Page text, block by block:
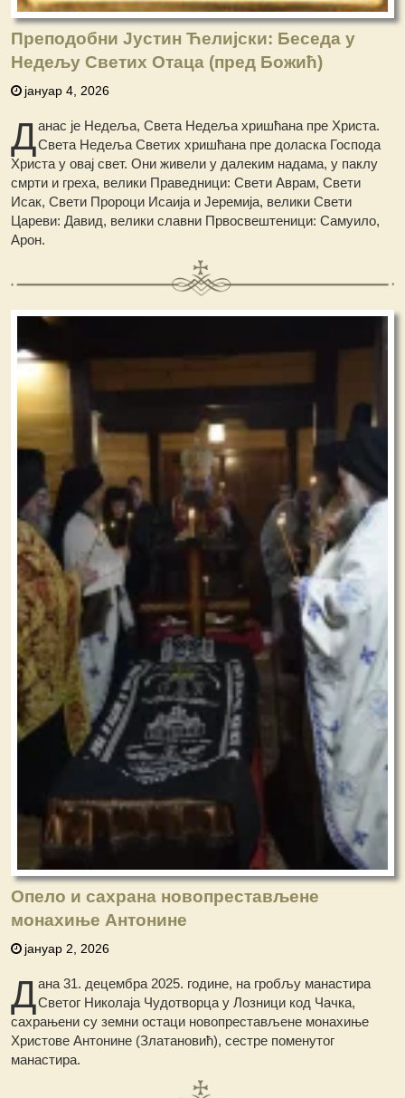
Преподобни Јустин Ћелијски: Беседа у
Недељу Светих Отаца (пред Божић)
јануар 4, 2026
Данас је Недеља, Света Недеља хришћана пре Христа.
Света Недеља Светих хришћана пре доласка Господа
Христа у овај свет. Они живели у далеким надама, у паклу
смрти и греха, велики Праведници: Свети Аврам, Свети
Исак, Свети Пророци Исаија и Јеремија, велики Свети
Цареви: Давид, велики славни Првосвештеници: Самуило,
Арон.
Опело и сахрана новопрестављене
монахиње Антонине
јануар 2, 2026
Дана 31. децембра 2025. године, на гробљу манастира
Светог Николаја Чудотворца у Лозници код Чачка,
сахрањени су земни остаци новопрестављене монахиње
Христове Антонине (Златановић), сестре поменутог
манастира.